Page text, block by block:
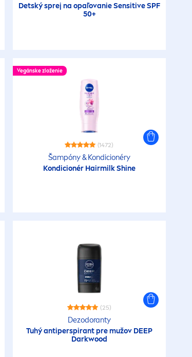
Detský sprej na opaľovanieSensitiveSPF
50+
Vegánske zloženie
(1472)
Šampóny & Kondicionéry
Kondicionér HairmilkShine
(25)
Dezodoranty
Tuhý antiperspirant pre mužov DEEP
Darkwood